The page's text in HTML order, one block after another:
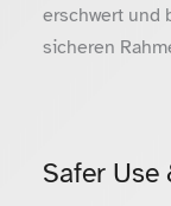
erschwert und
sicheren
Safer Use